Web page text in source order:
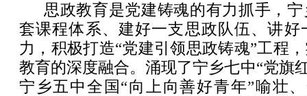
思政教育是党建铸魂的有力抓手，
套课程体系、建好一支思政队伍、讲好
力，积极打造“党建引领思政铸魂”工程
教育的深度融合。涌现了宁乡七中“党旗
宁乡五中全国“向上向善好青年”喻壮